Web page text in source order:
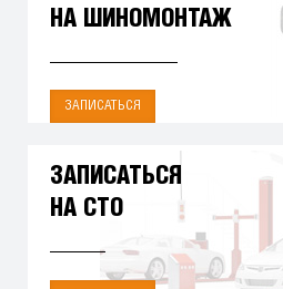
НА ШИНОМОНТАЖ
ЗАПИСАТЬСЯ
ЗАПИСАТЬСЯ
НА СТО